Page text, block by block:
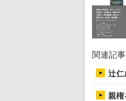
関連記事
辻仁
親権